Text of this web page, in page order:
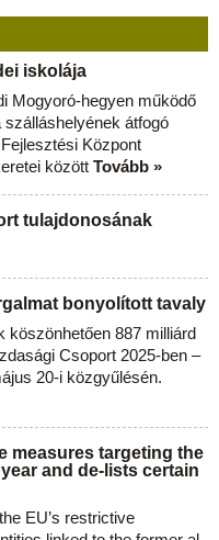
iskolája
Mogyoró-hegyen működő
átfogó
Központ
között Tovább »
tulajdonosának
bonyolított tavaly
köszönhetően 887 milliárd
Csoport 2025-ben –
20-i közgyűlésén.
measures targeting the
and de-lists certain
EU’s restrictive